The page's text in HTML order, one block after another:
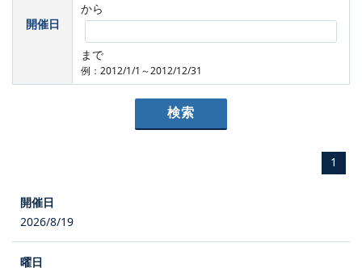
開催日
から
まで
例：2012/1/1～2012/12/31
1
2026/8/19